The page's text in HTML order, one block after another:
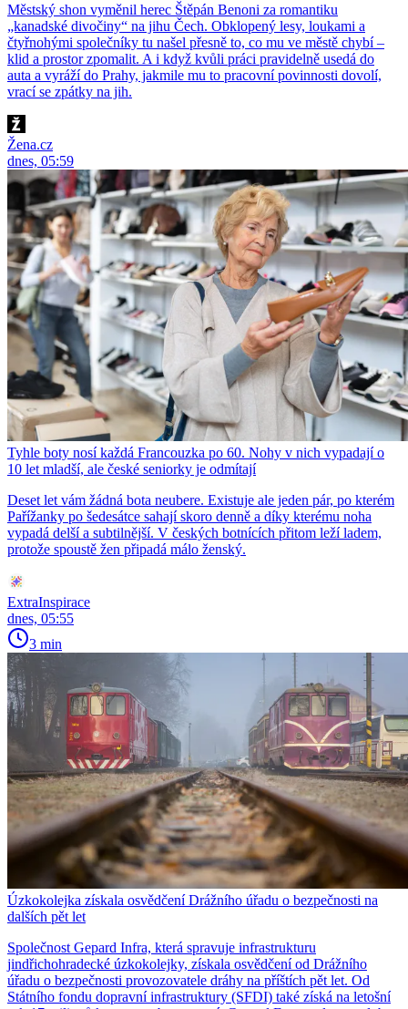
Městský shon vyměnil herec Štěpán Benoni za romantiku
„kanadské divočiny“ na jihu Čech. Obklopený lesy, loukami a
čtyřnohými společníky tu našel přesně to, co mu ve městě chybí –
klid a prostor zpomalit. A i když kvůli práci pravidelně usedá do
auta a vyráží do Prahy, jakmile mu to pracovní povinnosti dovolí,
vrací se zpátky na jih.
Žena.cz
dnes, 05:59
Tyhle boty nosí každá Francouzka po 60. Nohy v nich vypadají o
10 let mladší, ale české seniorky je odmítají
Deset let vám žádná bota neubere. Existuje ale jeden pár, po kterém
Pařížanky po šedesátce sahají skoro denně a díky kterému noha
vypadá delší a subtilnější. V českých botnících přitom leží ladem,
protože spoustě žen připadá málo ženský.
ExtraInspirace
dnes, 05:55
3 min
Úzkokolejka získala osvědčení Drážního úřadu o bezpečnosti na
dalších pět let
Společnost Gepard Infra, která spravuje infrastrukturu
jindřichohradecké úzkokolejky, získala osvědčení od Drážního
úřadu o bezpečnosti provozovatele dráhy na příštích pět let. Od
Státního fondu dopravní infrastruktury (SFDI) také získá na letošní